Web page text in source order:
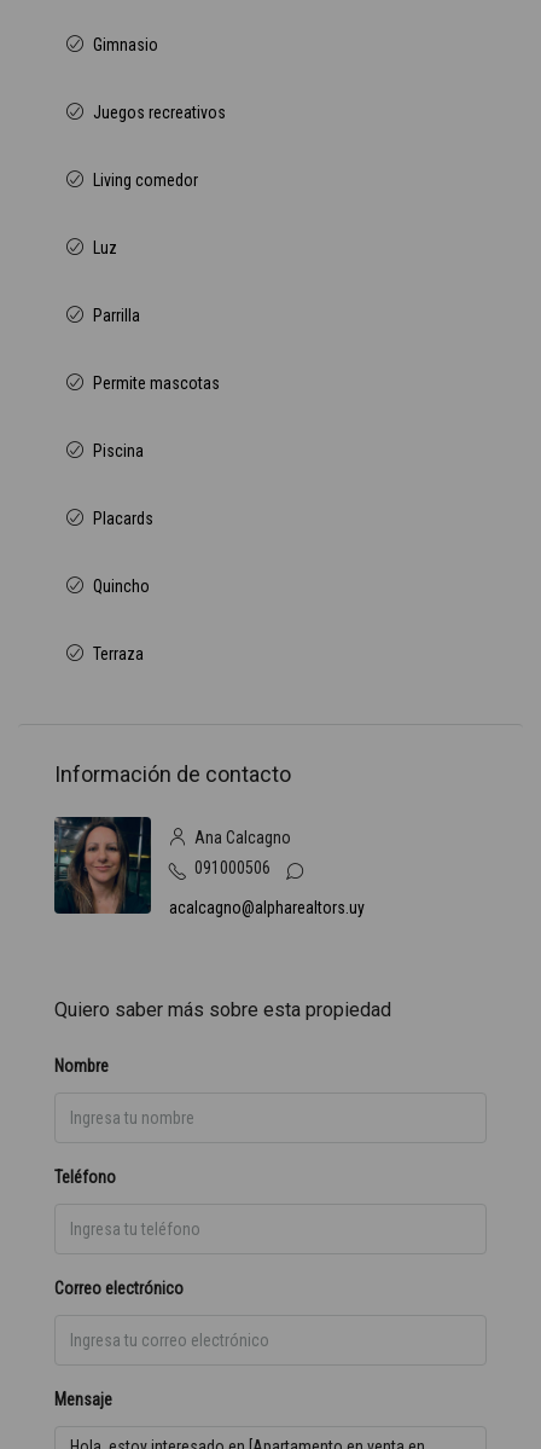
Gimnasio
Juegos recreativos
Living comedor
Luz
Parrilla
Permite mascotas
Piscina
Placards
Quincho
Terraza
Información de contacto
Ana Calcagno
091000506
acalcagno@alpharealtors.uy
Quiero saber más sobre esta propiedad
Nombre
Teléfono
Correo electrónico
Mensaje